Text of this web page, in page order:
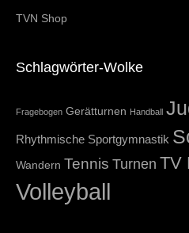
TVN Shop
Schlagwörter-Wolke
Fragebogen Gerätturnen Handball
Rhythmische Sportgymnastik
Wandern Tennis Turnen TV
Volleyball